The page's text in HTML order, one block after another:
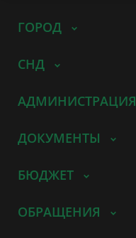
ГОРОД
СНД
АДМИНИСТРАЦИЯ
ДОКУМЕНТЫ
БЮДЖЕТ
ОБРАЩЕНИЯ